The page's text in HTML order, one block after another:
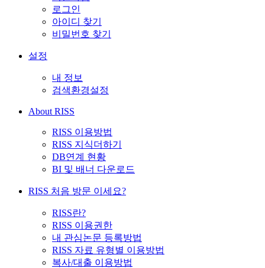
로그인
아이디 찾기
비밀번호 찾기
설정
내 정보
검색환경설정
About RISS
RISS 이용방법
RISS 지식더하기
DB연계 현황
BI 및 배너 다운로드
RISS 처음 방문 이세요?
RISS란?
RISS 이용권한
내 관심논문 등록방법
RISS 자료 유형별 이용방법
복사/대출 이용방법